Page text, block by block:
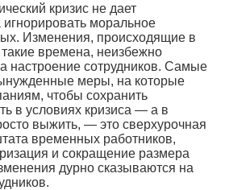
кризис не дает
моральное
Изменения, происходящие в
времена, неизбежно
настроение сотрудников. Самые
меры, на которые
чтобы сохранить
в условиях кризиса — а в
выжить, — это сверхурочная
временных работников,
и сокращение размера
дурно сказываются на